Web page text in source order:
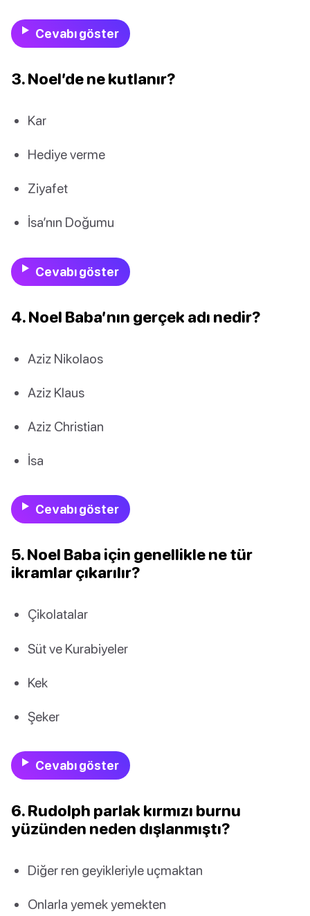
Cevabı göster
3. Noel’de ne kutlanır?
Kar
Hediye verme
Ziyafet
İsa’nın Doğumu
Cevabı göster
4. Noel Baba’nın gerçek adı nedir?
Aziz Nikolaos
Aziz Klaus
Aziz Christian
İsa
Cevabı göster
5. Noel Baba için genellikle ne tür
ikramlar çıkarılır?
Çikolatalar
Süt ve Kurabiyeler
Kek
Şeker
Cevabı göster
6. Rudolph parlak kırmızı burnu
yüzünden neden dışlanmıştı?
Diğer ren geyikleriyle uçmaktan
Onlarla yemek yemekten